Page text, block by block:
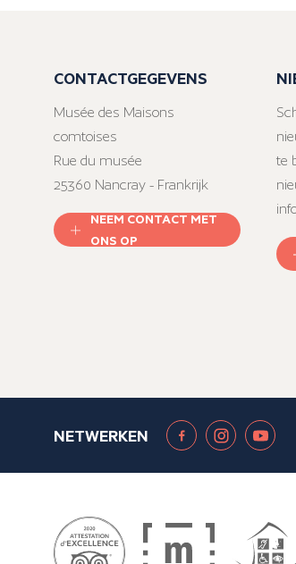
CONTACTGEGEVENS
Musée des Maisons
comtoises
Rue du musée
25360 Nancray - Frankrijk
NEEM CONTACT MET
ONS OP
te
NETWERKEN